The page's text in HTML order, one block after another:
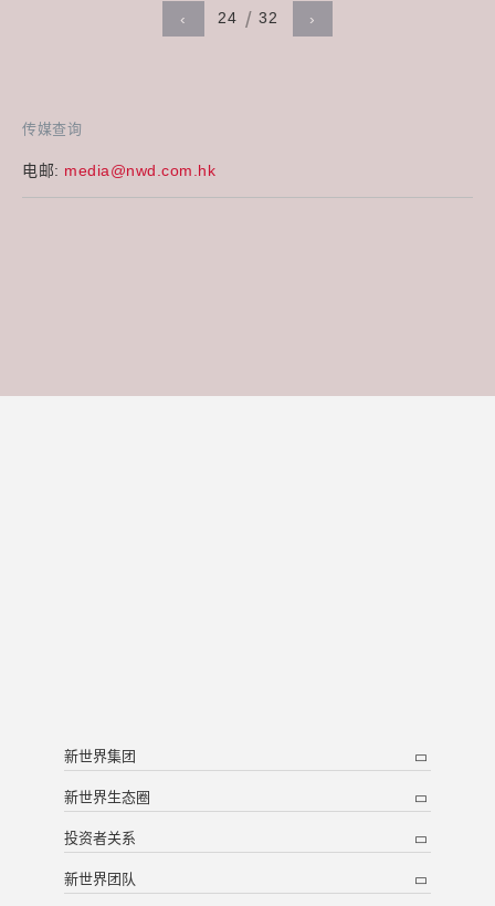
传媒查询
电邮: media@nwd.com.hk
‹ 24 32 ›
新世界集团
新世界生态圈
投资者关系
新世界团队